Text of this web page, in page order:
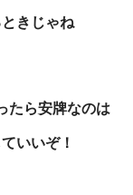
きじゃね
たら安牌なのは
いいぞ！